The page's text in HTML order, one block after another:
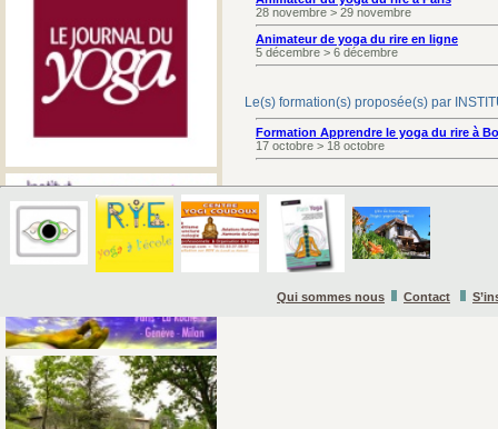
28 novembre > 29 novembre
Animateur de yoga du rire en ligne
5 décembre > 6 décembre
Le(s) formation(s) proposée(s) par
Formation Apprendre le yoga du rire à
17 octobre > 18 octobre
Qui sommes nous Contact